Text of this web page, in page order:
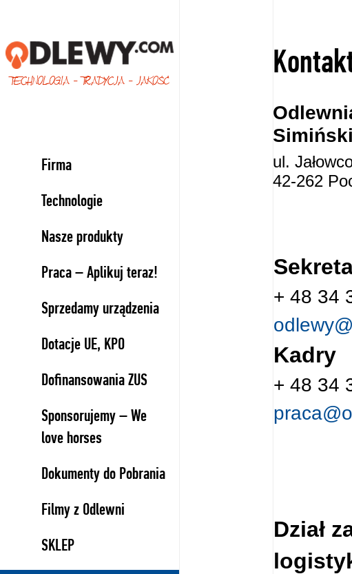
TECHNOLOGIA - TRADYCJA - JAKOŚĆ
Firma
Technologie
Nasze produkty
Praca – Aplikuj teraz!
Sprzedamy urządzenia
Dotacje UE, KPO
Dofinansowania ZUS
Sponsorujemy – We
love horses
Dokumenty do Pobrania
Filmy z Odlewni
SKLEP
ul.
42-262
+ 48 34
Kadry
+ 48 34
Dział